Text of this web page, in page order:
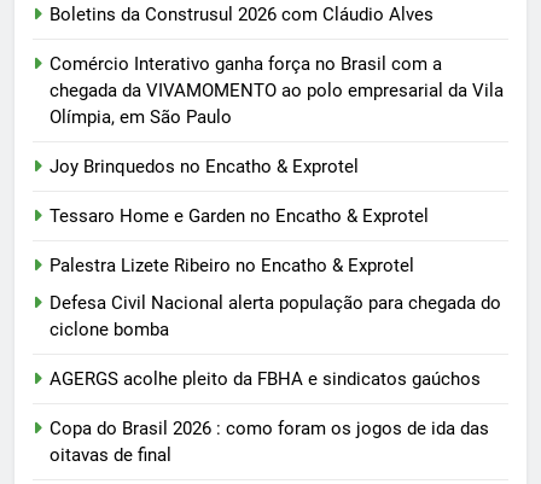
Boletins da Construsul 2026 com Cláudio Alves
Comércio Interativo ganha força no Brasil com a
chegada da VIVAMOMENTO ao polo empresarial da Vila
Olímpia, em São Paulo
Joy Brinquedos no Encatho & Exprotel
Tessaro Home e Garden no Encatho & Exprotel
Palestra Lizete Ribeiro no Encatho & Exprotel
Defesa Civil Nacional alerta população para chegada do
ciclone bomba
AGERGS acolhe pleito da FBHA e sindicatos gaúchos
Copa do Brasil 2026 : como foram os jogos de ida das
oitavas de final